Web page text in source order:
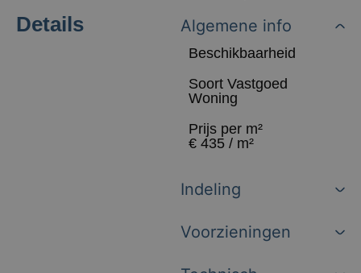
Details Algemene info
Beschikbaarheid
Soort Vastgoed
Woning
Prijs per m²
€ 435 / m²
Indeling
Voorzieningen